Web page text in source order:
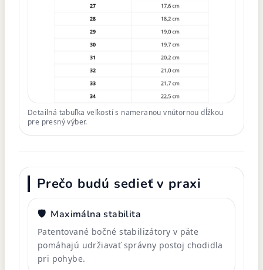
Detailná tabuľka veľkostí s nameranou vnútornou dĺžkou
pre presný výber.
Prečo budú sedieť v praxi
🛡️ Maximálna stabilita
Patentované bočné stabilizátory v päte
pomáhajú udržiavať správny postoj chodidla
pri pohybe.